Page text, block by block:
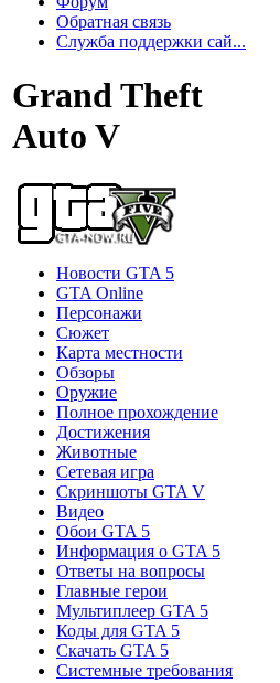
Обратная связь
Служба поддержки сай...
Grand Theft
Auto V
Новости GTA 5
GTA Online
Персонажи
Сюжет
Карта местности
Обзоры
Оружие
Полное прохождение
Достижения
Животные
Сетевая игра
Скриншоты GTA V
Видео
Обои GTA 5
Информация о GTA 5
Ответы на вопросы
Главные герои
Мультиплеер GTA 5
Коды для GTA 5
Скачать GTA 5
Системные требования